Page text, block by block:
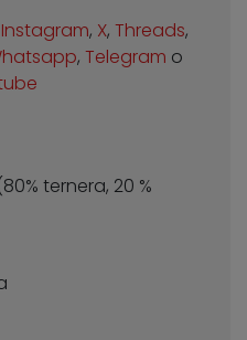
Instagram, X, Threads,
, Telegram o
ternera, 20 %